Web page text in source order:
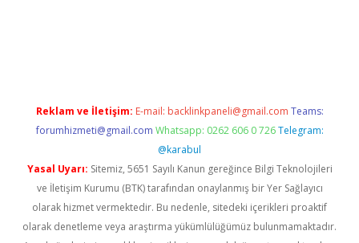
Reklam ve İletişim: E-mail: backlinkpaneli@gmail.com Teams:
forumhizmeti@gmail.com Whatsapp: 0262 606 0 726 Telegram:
@karabul
Yasal Uyarı: Sitemiz, 5651 Sayılı Kanun gereğince Bilgi Teknolojileri
ve İletişim Kurumu (BTK) tarafından onaylanmış bir Yer Sağlayıcı
olarak hizmet vermektedir. Bu nedenle, sitedeki içerikleri proaktif
olarak denetleme veya araştırma yükümlülüğümüz bulunmamaktadır.